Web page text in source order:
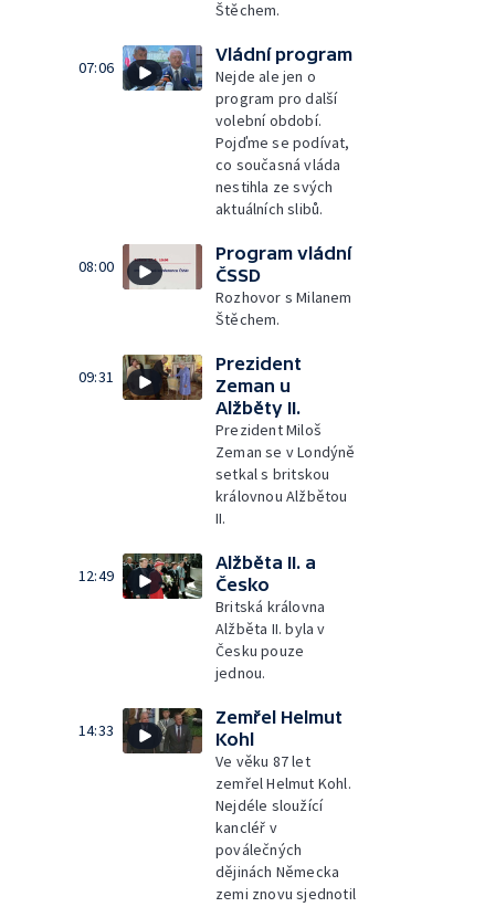
Štěchem.
07:06
Vládní program
Nejde ale jen o
program pro další
volební období.
Pojďme se podívat,
co současná vláda
nestihla ze svých
aktuálních slibů.
08:00
Program vládní
ČSSD
Rozhovor s Milanem
Štěchem.
09:31
Prezident
Zeman u
Alžběty II.
Prezident Miloš
Zeman se v Londýně
setkal s britskou
královnou Alžbětou
II.
12:49
Alžběta II. a
Česko
Britská královna
Alžběta II. byla v
Česku pouze
jednou.
14:33
Zemřel Helmut
Kohl
Ve věku 87 let
zemřel Helmut Kohl.
Nejdéle sloužící
kancléř v
poválečných
dějinách Německa
zemi znovu sjednotil